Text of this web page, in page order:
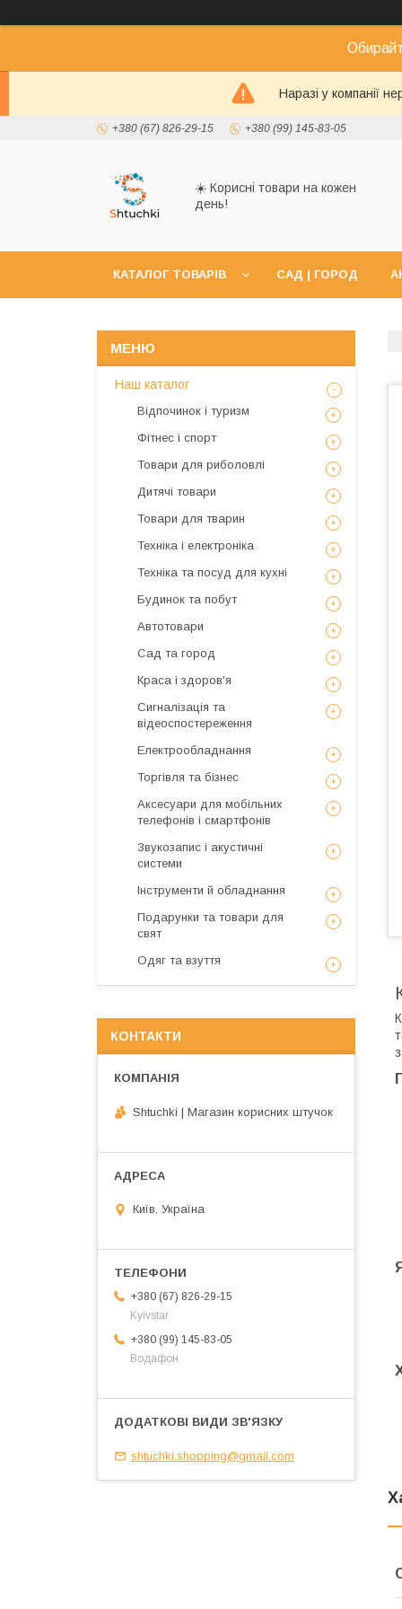
Наразі у компанії
+380 (67) 826-29-15 +380 (99) 145-83-05
☀️ Корисні товари на кожен
день!
КАТАЛОГ ТОВАРІВ САД | ГОРОД
Наш каталог
Відпочинок і туризм
Фітнес і спорт
Товари для риболовлі
Дитячі товари
Товари для тварин
Техніка і електроніка
Техніка та посуд для кухні
Будинок та побут
Автотовари
Сад та город
Краса і здоров'я
Сигналізація та
відеоспостереження
Електрообладнання
Торгівля та бізнес
Аксесуари для мобільних
телефонів і смартфонів
Звукозапис і акустичні
системи
Інструменти й обладнання
Подарунки та товари для
свят
Одяг та взуття
КОНТАКТИ
Shtuchki | Магазин корисних штучок
Київ, Україна
+380 (67) 826-29-15
Kyivstar
+380 (99) 145-83-05
Водафон
shtuchki.shopping@gmail.com